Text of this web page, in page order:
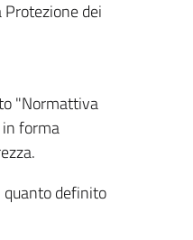
dei
"Normattiva
forma
quanto definito